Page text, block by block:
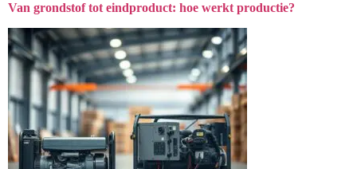
Van grondstof tot eindproduct: hoe werkt productie?